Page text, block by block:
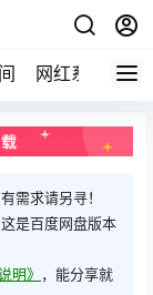
网红系列 打
需求请另寻！
是百度网盘版本
明》 ，能分享就